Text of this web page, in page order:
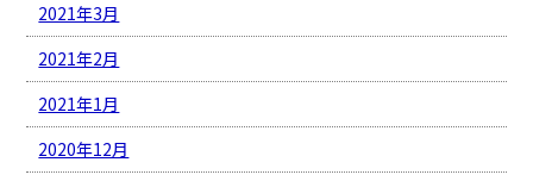
2021年3月
2021年2月
2021年1月
2020年12月